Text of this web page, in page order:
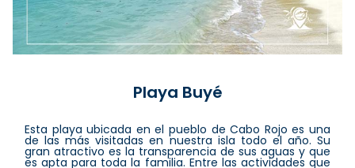
Playa Buyé
Esta playa ubicada en el pueblo de Cabo Rojo es una
de las más visitadas en nuestra isla todo el año. Su
gran atractivo es la transparencia de sus aguas y que
es apta para toda la familia. Entre las actividades que